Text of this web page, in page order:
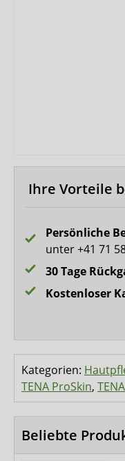
Ihre Vorteile
Persönliche
unter +41 71
30 Tage
Kostenloser
Kategorien:
TENA ProSkin,
Beliebte